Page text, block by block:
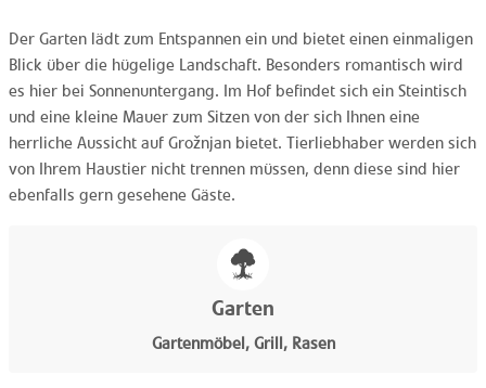
Der Garten lädt zum Entspannen ein und bietet einen einmaligen
Blick über die hügelige Landschaft. Besonders romantisch wird
es hier bei Sonnenuntergang. Im Hof befindet sich ein Steintisch
und eine kleine Mauer zum Sitzen von der sich Ihnen eine
herrliche Aussicht auf Grožnjan bietet. Tierliebhaber werden sich
von Ihrem Haustier nicht trennen müssen, denn diese sind hier
ebenfalls gern gesehene Gäste.
Garten
Gartenmöbel, Grill, Rasen